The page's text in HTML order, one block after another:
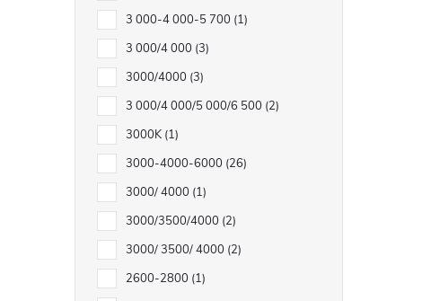
3 000-4 000-5 700 1
3 000/4 000 3
3000/4000 3
3 000/4 000/5 000/6 500 2
3000K 1
3000-4000-6000 26
3000/ 4000 1
3000/3500/4000 2
3000/ 3500/ 4000 2
2600-2800 1